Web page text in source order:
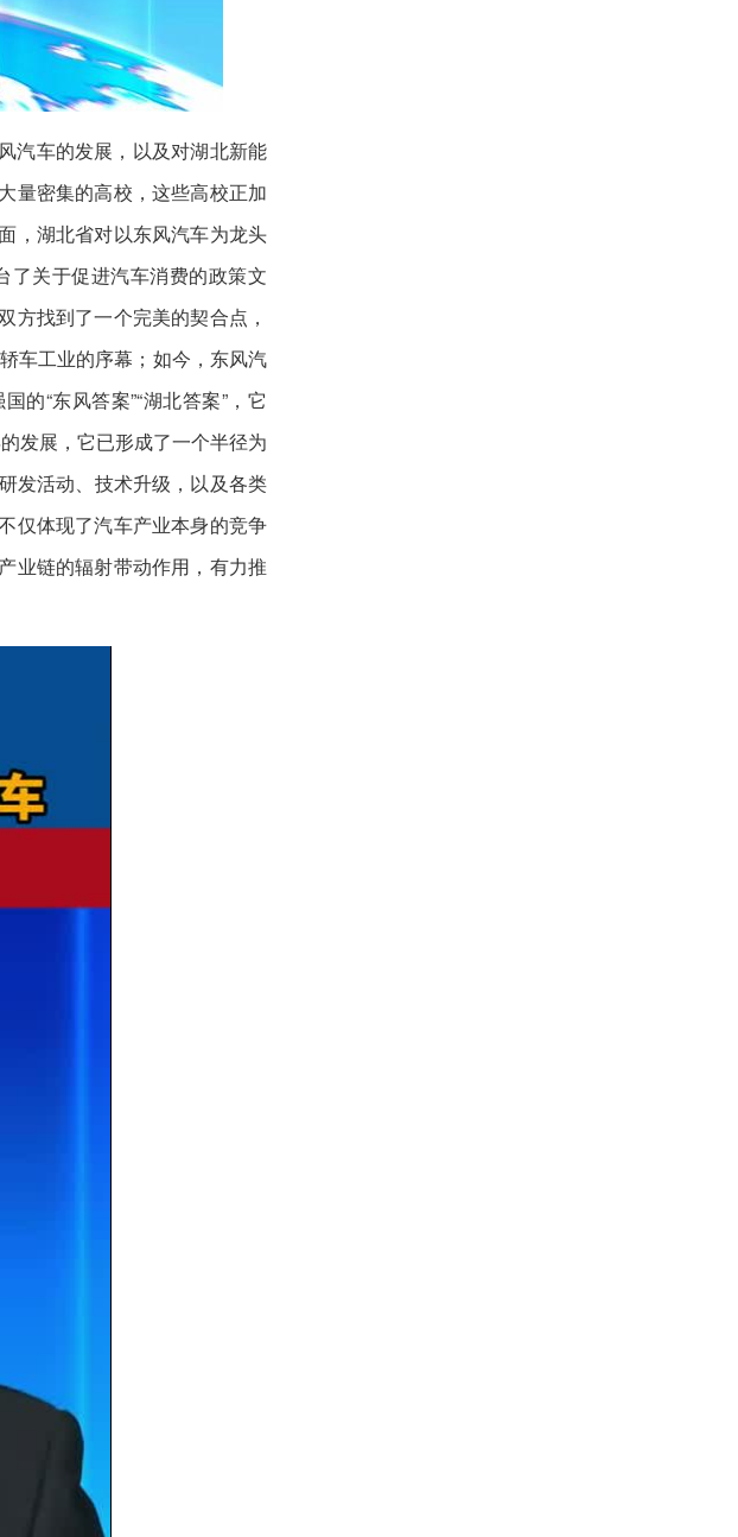
汽车的发展，以及对湖北新能
量密集的高校，这些高校正加
，湖北省对以东风汽车为龙头
了关于促进汽车消费的政策文
方找到了一个完美的契合点，
车工业的序幕；如今，东风汽
“东风答案”“湖北答案”，它
发展，它已形成了一个半径为
发活动、技术升级，以及各类
仅体现了汽车产业本身的竞争
业链的辐射带动作用，有力推